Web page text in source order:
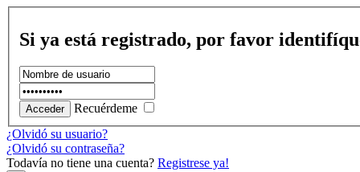
Si ya está registrado, por favor
Recuérdeme
¿Olvidó su usuario?
¿Olvidó su contraseña?
Todavía no tiene una cuenta? Registrese ya!